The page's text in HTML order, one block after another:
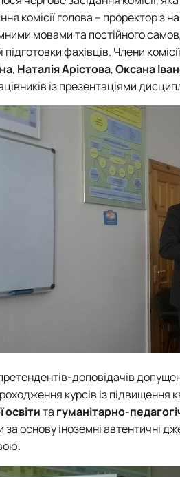
випускників
за інформаційне наповнення
та випускників факультету –
роботи та
ДВЕРЕЙ
навчальні курси (Elearn)
комісії голова – проректор з
мовами та постійного
підготовки фахівців. Члени
, Наталія Арістова,Оксана
із презентаціями
доповідачів
курсів із підвищення
освітита гуманітарно-
за основу іноземні